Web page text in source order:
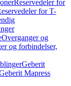
Reservedeler for
for T-
Overganger og
og forbindelser,
Geberit
Mapress